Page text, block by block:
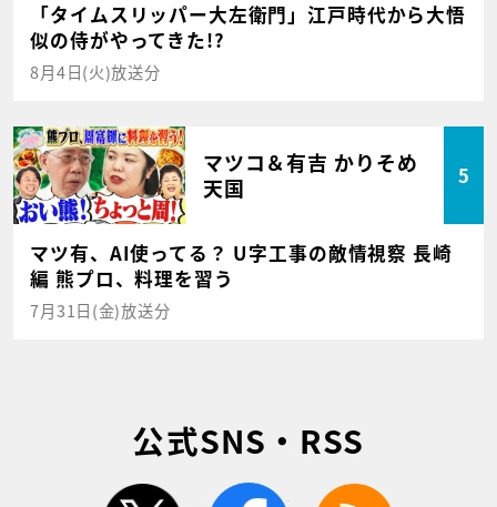
「タイムスリッパー大左衛門」江戸時代から大悟
似の侍がやってきた!?
8月4日(火)放送分
マツコ＆有吉 かりそめ
天国
5
マツ有、AI使ってる？ U字工事の敵情視察 長崎
編 熊プロ、料理を習う
7月31日(金)放送分
公式SNS・RSS
twitter facebook